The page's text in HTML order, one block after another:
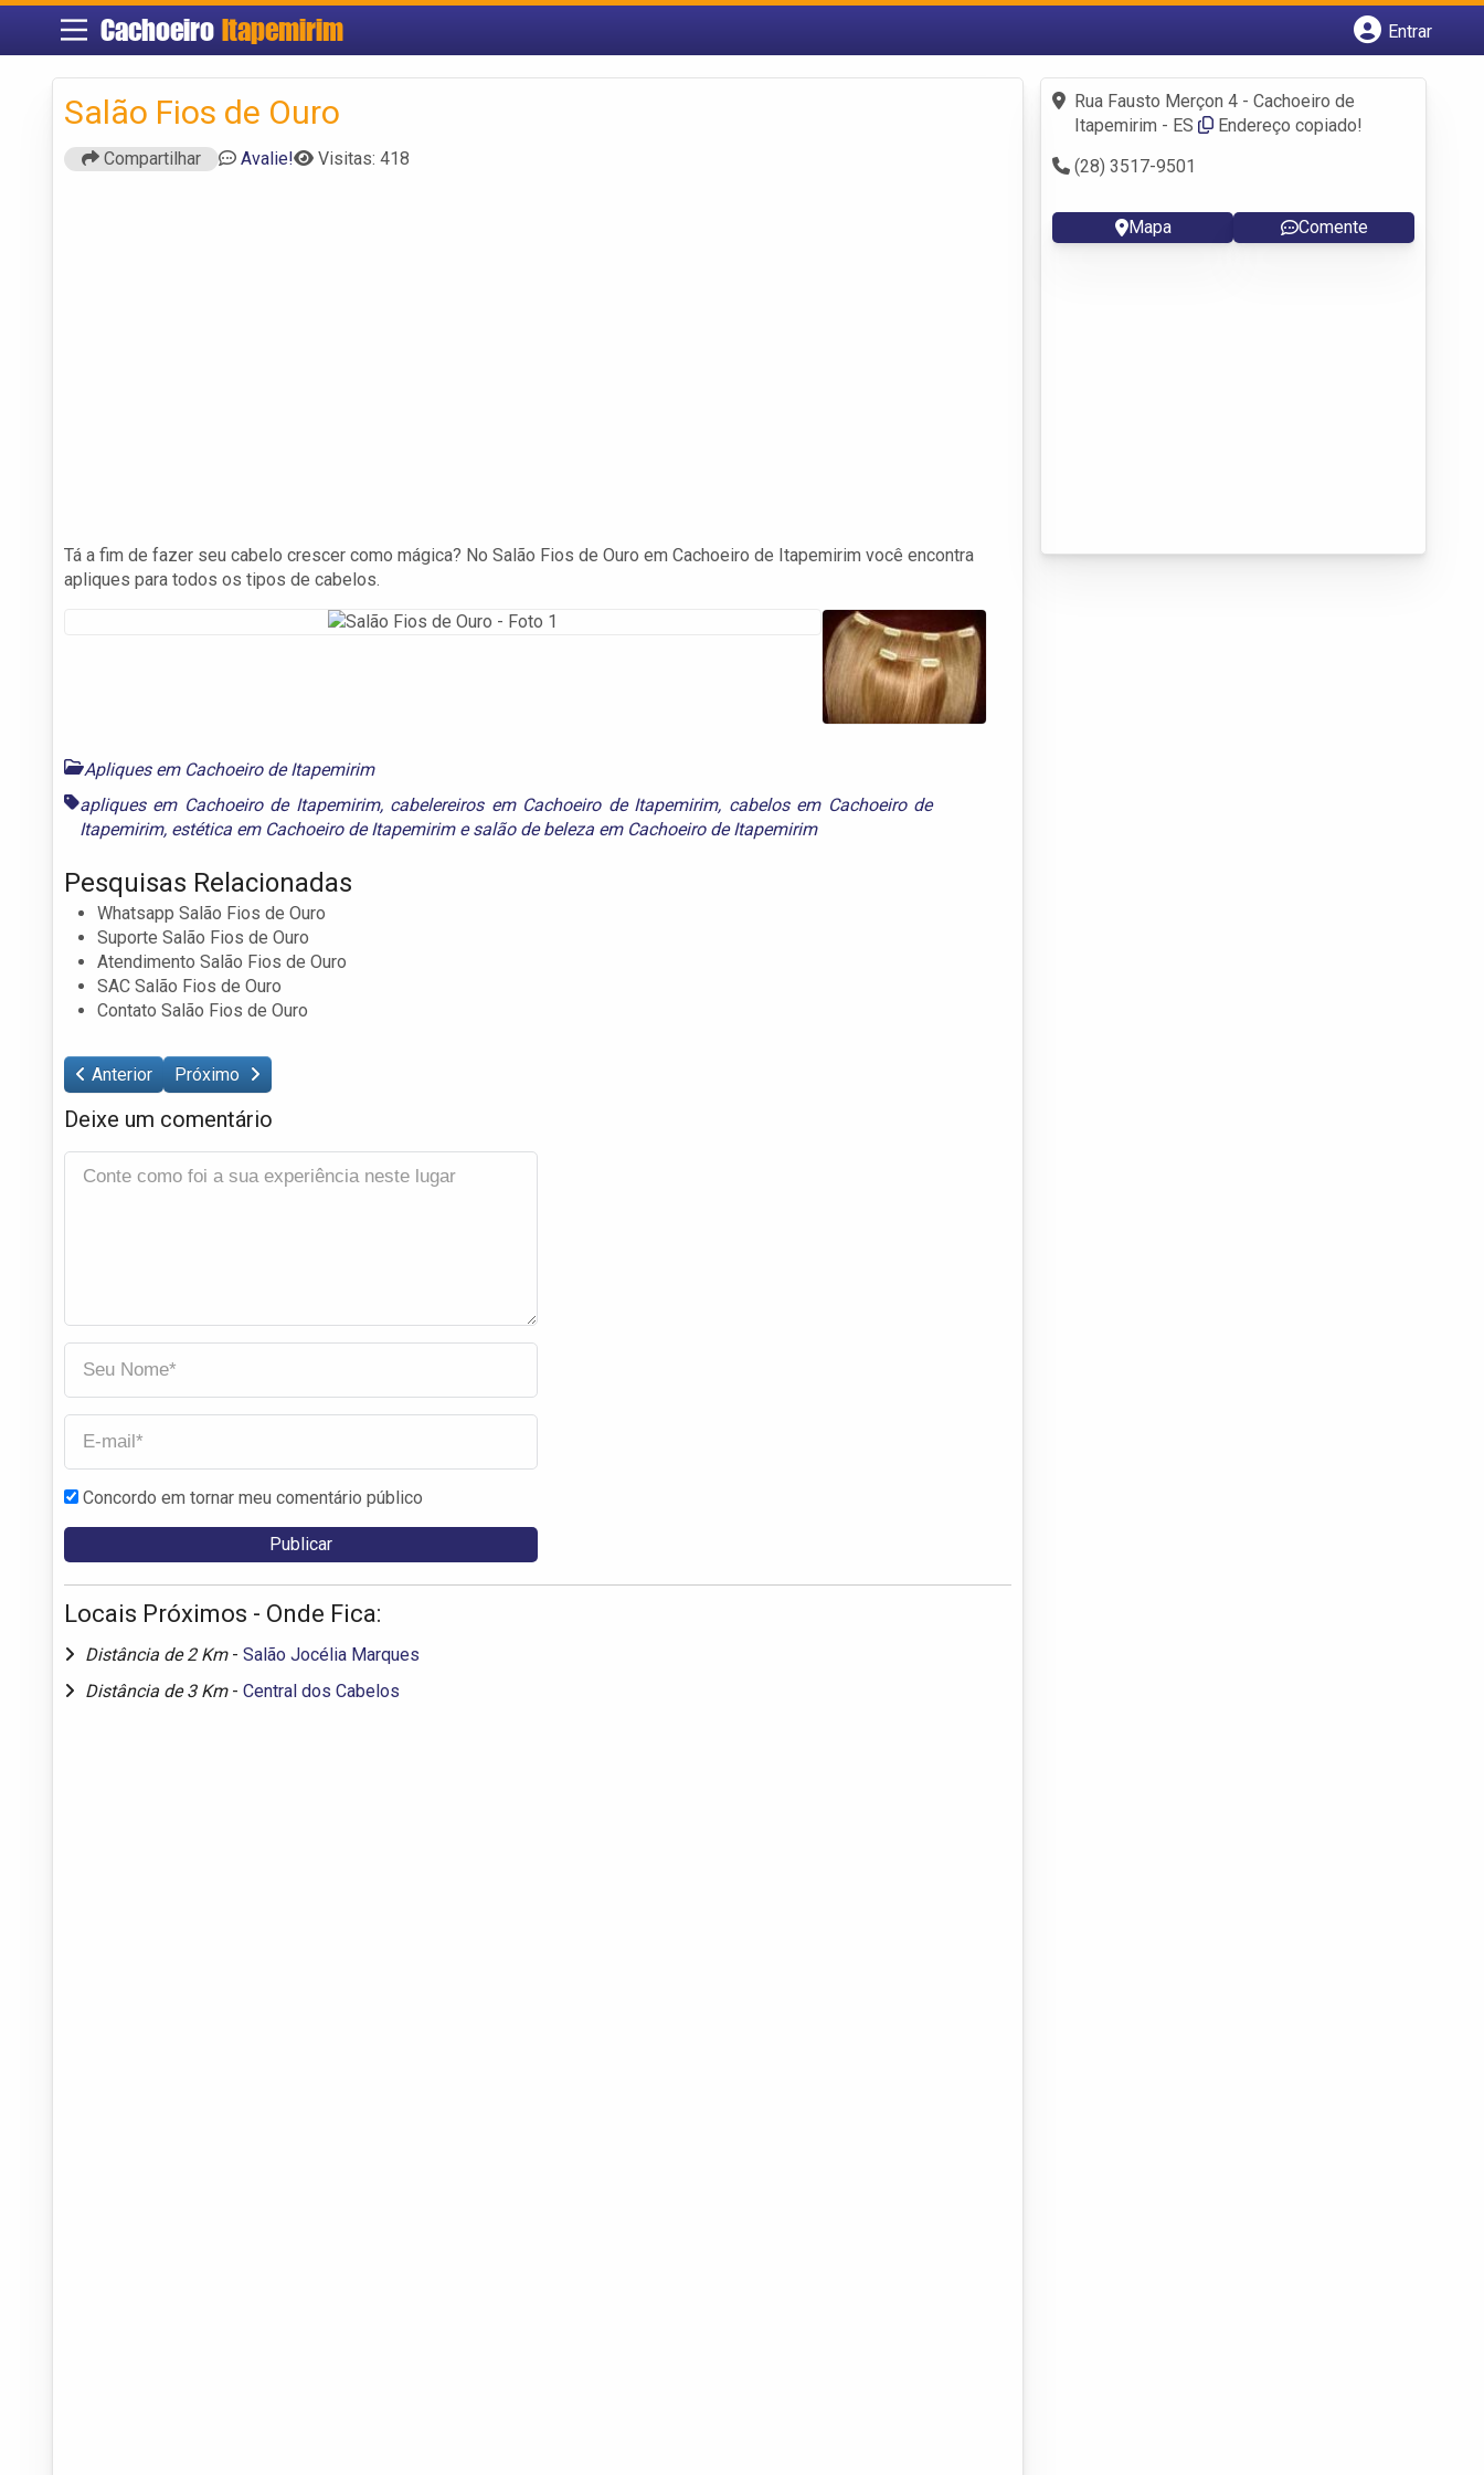
Cachoeiro Itapemirim
Entrar
Fazer login
Criar conta
Salão Fios de Ouro
Compartilhar Avalie! Visitas: 418
Tá a fim de fazer seu cabelo crescer como mágica? No Salão Fios de Ouro em Cachoeiro de Itapemirim você encontra
apliques para todos os tipos de cabelos.
Apliques em Cachoeiro de Itapemirim
apliques em Cachoeiro de Itapemirim, cabelereiros em Cachoeiro de Itapemirim, cabelos em Cachoeiro de
Itapemirim, estética em Cachoeiro de Itapemirimesalão de beleza em Cachoeiro de Itapemirim
Pesquisas Relacionadas
Whatsapp Salão Fios de Ouro
Suporte Salão Fios de Ouro
Atendimento Salão Fios de Ouro
SAC Salão Fios de Ouro
Contato Salão Fios de Ouro
Anterior Próximo
Deixe um comentário
Concordo em tornar meu comentário público
Locais Próximos - Onde Fica:
Distância de 2 Km - Salão Jocélia Marques
Distância de 3 Km - Central dos Cabelos
Rua Fausto Merçon 4 - Cachoeiro de
Itapemirim - ES
Endereço copiado!
(28) 3517-9501
Mapa Comente